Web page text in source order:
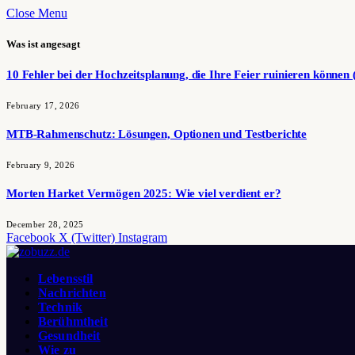
Close Menu
Was ist angesagt
10 Fehler bei der Hochzeitsplanung, die Ihre Feier ruinieren können
February 17, 2026
MTB-Rahmenschutz: Lösungen, Optionen und Testberichte
February 9, 2026
Morten Harket Vermögen 2025: Wie viel verdient er?
December 28, 2025
Facebook X (Twitter) Instagram
Lebensstil
Nachrichten
Technik
Berühmtheit
Gesundheit
Wie zu